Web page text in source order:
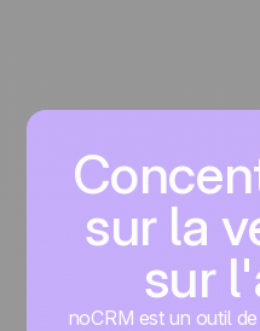
sur la
sur
noCRM est un outil